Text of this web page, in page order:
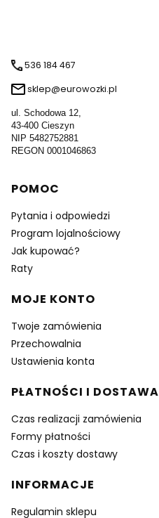
536 184 467
sklep@eurowozki.pl
ul. Schodowa 12,
43-400 Cieszyn
NIP 5482752881
REGON 0001046863
Linki w stopce
POMOC
Pytania i odpowiedzi
Program lojalnościowy
Jak kupować?
Raty
MOJE KONTO
Twoje zamówienia
Przechowalnia
Ustawienia konta
PŁATNOŚCI I DOSTAWA
Czas realizacji zamówienia
Formy płatności
Czas i koszty dostawy
INFORMACJE
Regulamin sklepu